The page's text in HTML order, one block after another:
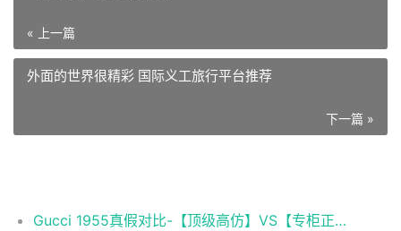
« 上一篇
外面的世界很精彩 国际义工旅行平台推荐
下一篇 »
Gucci 1955真假对比-【顶级高仿】VS【专柜正品】